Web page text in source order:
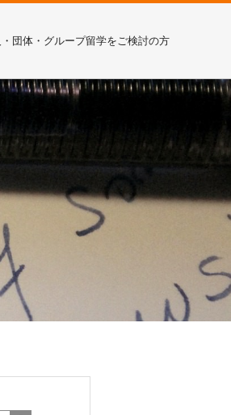
団体・グループ留学をご検討の方